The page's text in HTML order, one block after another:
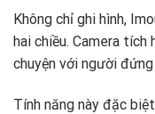
Không chỉ ghi hình,
hai chiều. Camera tích
chuyện với người
Tính năng này đặc